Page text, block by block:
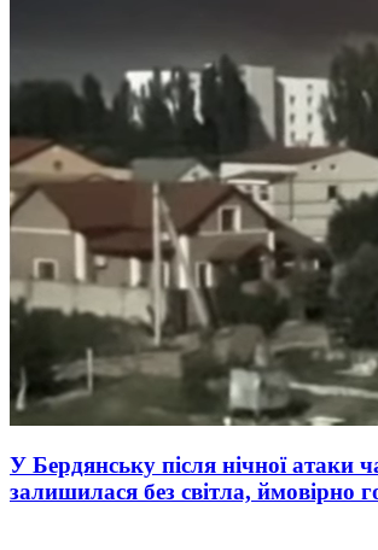
У Бердянську після нічної атаки
залишилася без світла, ймовірно